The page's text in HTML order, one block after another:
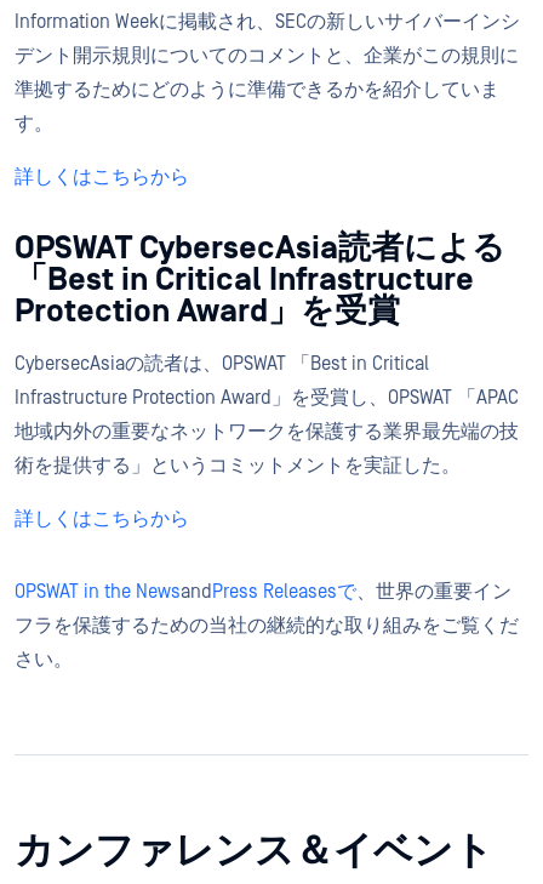
Information Weekに掲載され、SECの新しいサイバーインシ
デント開示規則についてのコメントと、企業がこの規則に
準拠するためにどのように準備できるかを紹介していま
す。
詳しくはこちらから
OPSWAT CybersecAsia読者による
「Best in Critical Infrastructure
Protection Award」を受賞
CybersecAsiaの読者は、OPSWAT 「Best in Critical
Infrastructure Protection Award」を受賞し、OPSWAT 「APAC
地域内外の重要なネットワークを保護する業界最先端の技
術を提供する」というコミットメントを実証した。
詳しくはこちらから
OPSWAT in the Newsand Press Releasesで、世界の重要イン
フラを保護するための当社の継続的な取り組みをご覧くだ
さい。
カンファレンス＆イベント